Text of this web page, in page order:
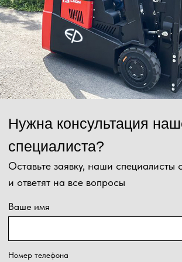
Отправить
Нажимая на кнопку, Вы даёте согласие на обработку персональных
данных и соглашаетесь сполитикой конфиденциальности